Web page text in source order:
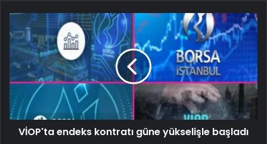
VİOP'ta endeks kontratı güne yükselişle başladı